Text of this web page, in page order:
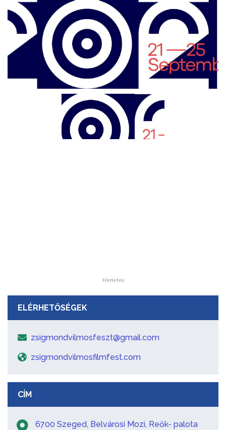
Hirdetés
ELÉRHETŐSÉGEK
zsigmondvilmosfeszt@gmail.com
zsigmondvilmosfilmfest.com
CÍM
6700 Szeged, Belvárosi Mozi, Reők- palota